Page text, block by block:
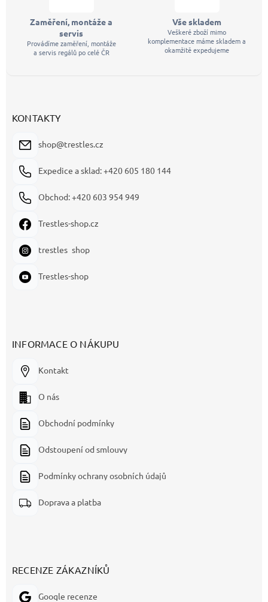
Zaměření, montáže a
servis
Provádíme zaměření, montáže
a servis regálů po celé ČR
Vše skladem
Veškeré zboží mimo
komplementace máme skladem a
okamžitě expedujeme
KONTAKTY
shop@trestles.cz
Expedice a sklad: +420 605 180 144
Obchod: +420 603 954 949
Trestles-shop.cz
trestles_shop
Trestles-shop
INFORMACE O NÁKUPU
Kontakt
O nás
Obchodní podmínky
Odstoupení od smlouvy
Podmínky ochrany osobních údajů
Doprava a platba
RECENZE ZÁKAZNÍKŮ
Google recenze